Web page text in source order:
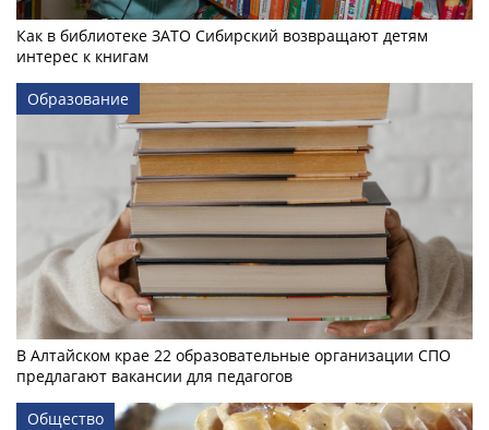
Как в библиотеке ЗАТО Сибирский возвращают детям
интерес к книгам
Образование
В Алтайском крае 22 образовательные организации СПО
предлагают вакансии для педагогов
Общество